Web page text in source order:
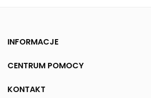
INFORMACJE
CENTRUM POMOCY
KONTAKT